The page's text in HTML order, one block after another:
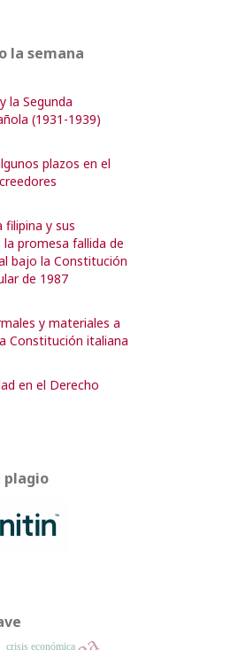
la semana
la Segunda
(1931-1939)
plazos en el
filipina y sus
promesa fallida de
bajo la Constitución
de 1987
y materiales a
Constitución italiana
en el Derecho
plagio
crisis económica